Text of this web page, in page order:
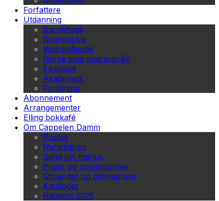
Forfattere
Utdanning
Barnehage
Grunnskole
Videregående
Norsk som andrespråk
Fagskole
Akademisk
Forskning
Abonnement
Arrangementer
Elling bokkafé
Om Cappelen Damm
Presse
Nyhetsbrev
Send inn manus
Priser og nominasjoner
Stipender og minnepriser
Kataloger
Rapport 2025